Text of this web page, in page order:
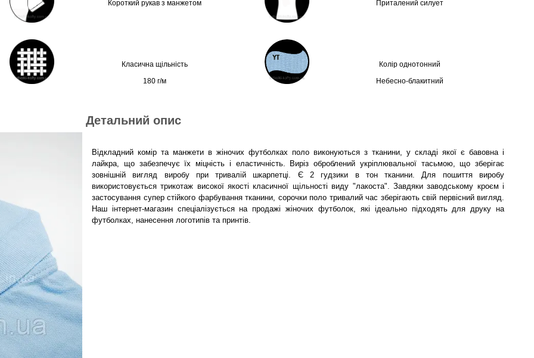
Короткий рукав з манжетом Приталений силует
Класична щільність
180 г/м
Колір однотонний
Небесно-блакитний
Детальний опис
Відкладний комір та манжети в жіночих футболках поло виконуються з тканини, у складі якої є бавовна і
лайкра, що забезпечує їх міцність і еластичність. Виріз оброблений укріплювальної тасьмою, що зберігає
зовнішній вигляд виробу при тривалій шкарпетці. Є 2 гудзики в тон тканини. Для пошиття виробу
використовується трикотаж високої якості класичної щільності виду "лакоста". Завдяки заводському кроєм і
застосування супер стійкого фарбування тканини, сорочки поло тривалий час зберігають свій первісний вигляд.
Наш інтернет-магазин спеціалізується на продажі жіночих футболок, які ідеально підходять для друку на
футболках, нанесення логотипів та принтів.